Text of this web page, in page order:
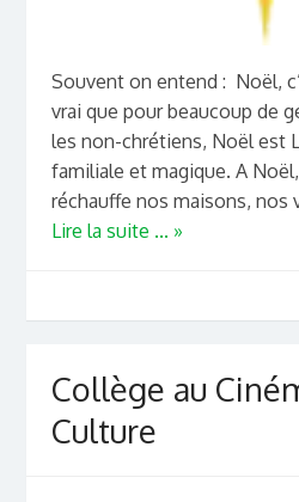
Souvent on entend : Noël,
vrai que pour beaucoup de
les non-chrétiens, Noël est
familiale et magique. A
réchauffe nos maisons, nos
Lire la suite ... »
Collège au
Culture